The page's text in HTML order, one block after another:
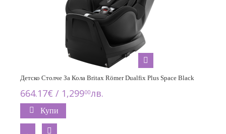
Детско Столче За Кола Britax Römer Dualfix Plus Space Black
664.17€ / 1,29900лв.
Купи